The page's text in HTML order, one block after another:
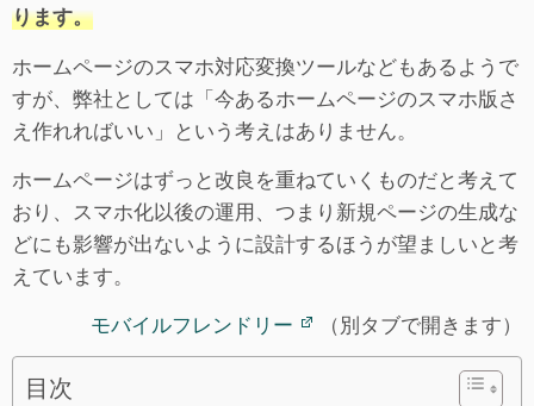
ります。
ホームページのスマホ対応変換ツールなどもあるようで
すが、弊社としては「今あるホームページのスマホ版さ
え作れればいい」という考えはありません。
ホームページはずっと改良を重ねていくものだと考えて
おり、スマホ化以後の運用、つまり新規ページの生成な
どにも影響が出ないように設計するほうが望ましいと考
えています。
モバイルフレンドリー
（別タブで開きます）
目次